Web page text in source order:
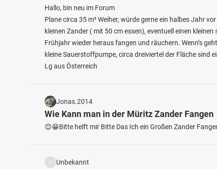
Benser Tief
Hecht
Hallo, bin neu im Forum
Plane circa 35 m² Weiher, würde gerne ein halbes Jahr
kleinen Zander ( mit 50 cm essen), eventuell einen
Frühjahr wieder heraus fangen und räuchern. Wenn’s
kleine Sauerstoffpumpe, circa dreiviertel der Fläche sind
Lg aus Österreich
Jonas.2014
Wie Kann man in der Müritz Zander Fangen
😊😁Bitte helft mir Bitte Das Ich ein Großen Zander
Unbekannt